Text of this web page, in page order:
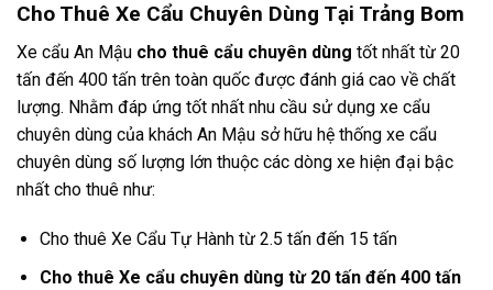
Cho Thuê Xe Cẩu Chuyên Dùng Tại Trảng Bom
Xe cẩu An Mậu cho thuê cẩu chuyên dùng tốt nhất từ 20
tấn đến 400 tấn trên toàn quốc được đánh giá cao về chất
lượng. Nhằm đáp ứng tốt nhất nhu cầu sử dụng xe cẩu
chuyên dùng của khách An Mậu sở hữu hệ thống xe cẩu
chuyên dùng số lượng lớn thuộc các dòng xe hiện đại bậc
nhất cho thuê như:
Cho thuê Xe Cẩu Tự Hành từ 2.5 tấn đến 15 tấn
Cho thuê Xe cẩu chuyên dùng từ 20 tấn đến 400 tấn